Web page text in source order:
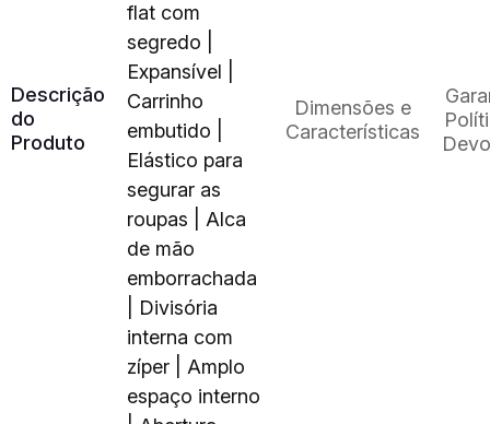
Descrição
do
Produto
flat com
segredo |
Expansível |
Carrinho
embutido |
Elástico para
segurar as
roupas | Alca
de mão
emborrachada
| Divisória
interna com
zíper | Amplo
espaço interno
Dimensões e
Características